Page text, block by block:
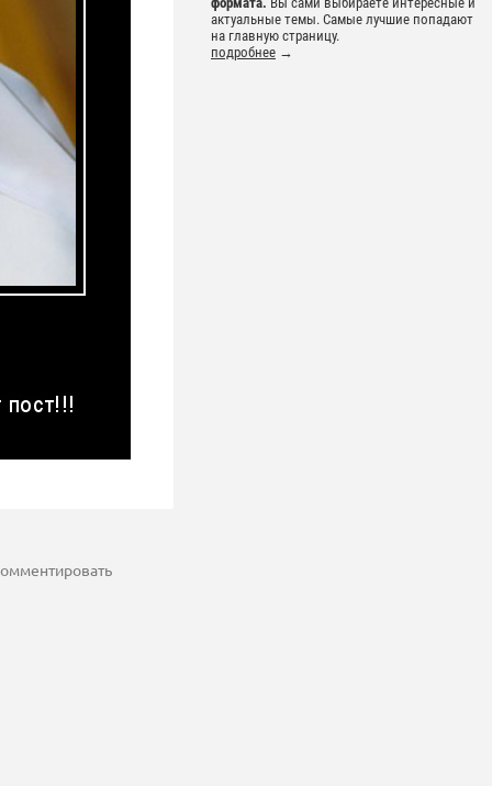
актуальные темы. Самые лучшие попадают
на главную страницу.
подробнее →